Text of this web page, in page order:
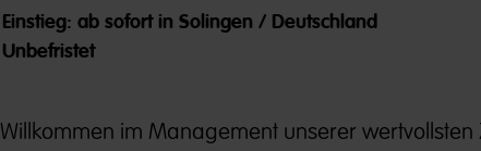
Einstieg: ab sofort in Solingen / Deutschland
Unbefristet
Willkommen im Management unserer